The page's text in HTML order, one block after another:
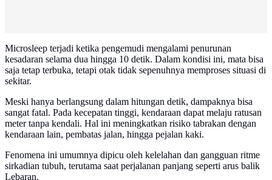
Microsleep terjadi ketika pengemudi mengalami penurunan
kesadaran selama dua hingga 10 detik. Dalam kondisi ini, mata bisa
saja tetap terbuka, tetapi otak tidak sepenuhnya memproses situasi di
sekitar.
Meski hanya berlangsung dalam hitungan detik, dampaknya bisa
sangat fatal. Pada kecepatan tinggi, kendaraan dapat melaju ratusan
meter tanpa kendali. Hal ini meningkatkan risiko tabrakan dengan
kendaraan lain, pembatas jalan, hingga pejalan kaki.
Fenomena ini umumnya dipicu oleh kelelahan dan gangguan ritme
sirkadian tubuh, terutama saat perjalanan panjang seperti arus balik
Lebaran.